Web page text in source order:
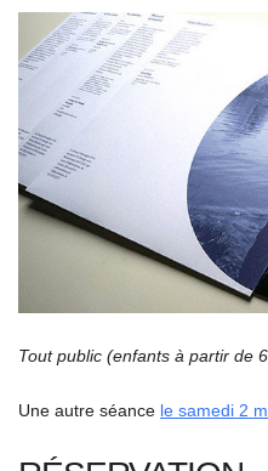
Tout public (enfants à partir de
Une autre séance le samedi 2